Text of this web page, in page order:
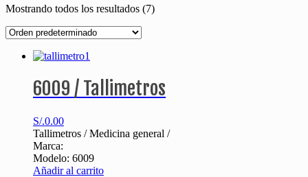
Mostrando todos los resultados (7)
6009 / Tallimetros
S/.0.00
Tallimetros / Medicina general /
Marca:
Modelo: 6009
Añadir al carrito